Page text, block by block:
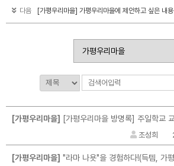
다음 [가평우리마을] 가평우리마을에 제안하고 싶은 내
[가평우리마을] [가평우리마을 방명록] 주일학교 교사
조성희
[가평우리마을] "라마 나욧"을 경험하다!(득템, 가평우리마을